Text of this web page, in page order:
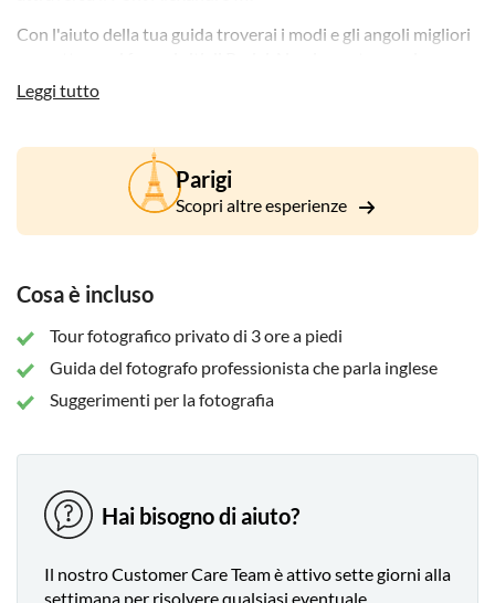
Con l'aiuto della tua guida troverai i modi e gli angoli migliori
principiante o un fotografo esperto, la tua guida ti assicurerà
un tour memorabile e finirai la giornata con maggiore fiducia
Impostazioni manuali della fotocamera come apertura,
velocità dell'otturatore e iso
Composizione creativa utilizzando prospettiva, linee e
Il controllo e l'influenza della luce
Suggerimenti e trucchi per la post-elaborazione
Leggi tutto
Parigi
Scopri altre esperienze
Cosa è incluso
Tour fotografico privato di 3 ore a piedi
Guida del fotografo professionista che parla inglese
Suggerimenti per la fotografia
Hai bisogno di aiuto?
Il nostro Customer Care Team è attivo sette giorni alla
settimana per risolvere qualsiasi eventuale